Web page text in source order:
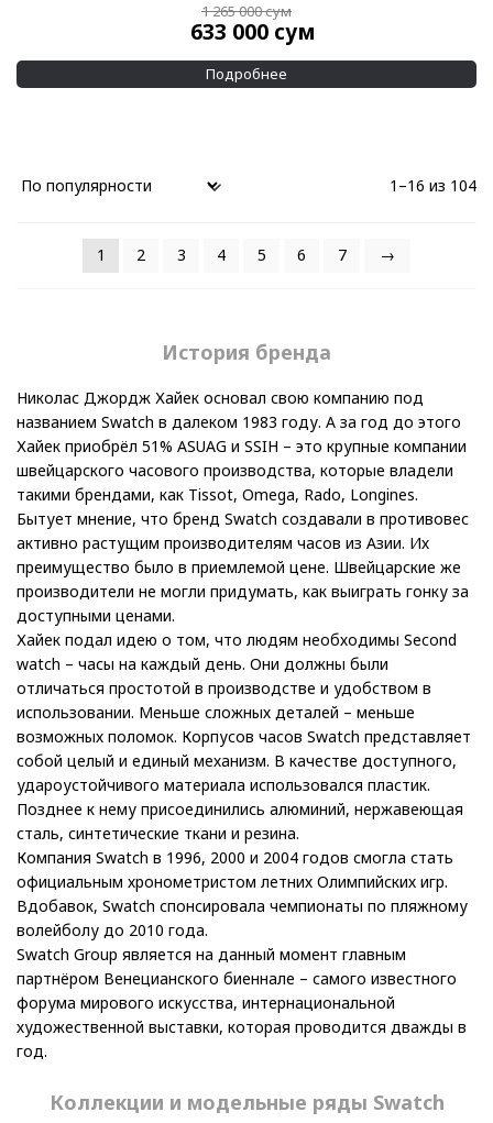
1 265 000сум
633 000 сум
Подробнее
1–16 из 104
1 2 3 4 5 6 7 →
История бренда
Николас Джордж Хайек основал свою компанию под
названием Swatch в далеком 1983 году. А за год до этого
Хайек приобрёл 51% ASUAG и SSIH – это крупные компании
швейцарского часового производства, которые владели
такими брендами, как Tissot, Omega, Rado, Longines.
Бытует мнение, что бренд Swatch создавали в противовес
активно растущим производителям часов из Азии. Их
преимущество было в приемлемой цене. Швейцарские же
производители не могли придумать, как выиграть гонку за
доступными ценами.
Хайек подал идею о том, что людям необходимы Second
watch – часы на каждый день. Они должны были
отличаться простотой в производстве и удобством в
использовании. Меньше сложных деталей – меньше
возможных поломок. Корпусов часов Swatch представляет
собой целый и единый механизм. В качестве доступного,
удароустойчивого материала использовался пластик.
Позднее к нему присоединились алюминий, нержавеющая
сталь, синтетические ткани и резина.
Компания Swatch в 1996, 2000 и 2004 годов смогла стать
официальным хронометристом летних Олимпийских игр.
Вдобавок, Swatch спонсировала чемпионаты по пляжному
волейболу до 2010 года.
Swatch Group является на данный момент главным
партнёром Венецианского биеннале – самого известного
форума мирового искусства, интернациональной
художественной выставки, которая проводится дважды в
год.
Коллекции и модельные ряды Swatch